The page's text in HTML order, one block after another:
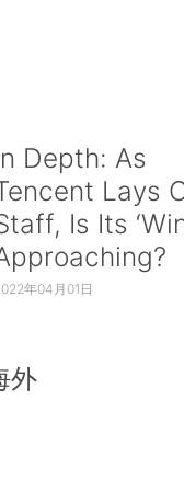
Depth: As
Lays
Is Its
年04月01日
外